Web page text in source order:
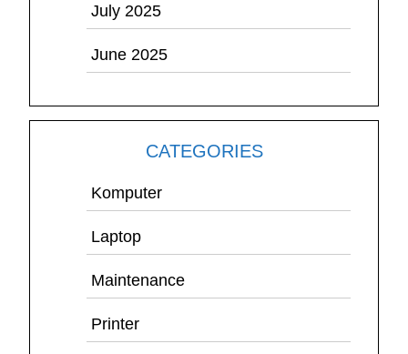
July 2025
June 2025
CATEGORIES
Komputer
Laptop
Maintenance
Printer